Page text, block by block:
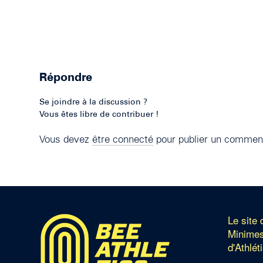
Répondre
Se joindre à la discussion ?
Vous êtes libre de contribuer !
Vous devez être connecté pour publier un
Le site